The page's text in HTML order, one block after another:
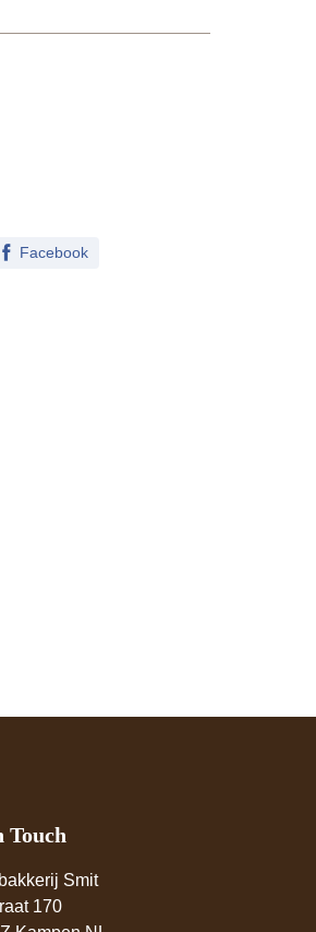
Facebook
Touch
Smit
170